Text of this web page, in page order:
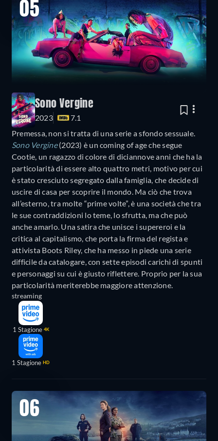
05
Sono Vergine
2023
7.1
Premessa, non si tratta di una serie a sfondo sessuale.
Sono Vergine(2023) è un coming of age che segue
Cootie, un ragazzo di colore di diciannove anni che ha la
particolarità di essere alto quattro metri, motivo per cui
è stato cresciuto segregato dalla famiglia, che decide di
uscire di casa per scoprire il mondo. Ma ciò che trova
all’esterno, tra molte “prime volte”, è una società che tra
le sue contraddizioni lo teme, lo sfrutta, ma che può
anche amarlo. Una satira che unisce i supereroi e la
critica al capitalismo, che porta la firma del regista e
attivista Boots Riley, che ha messo in piede una serie
difficile da catalogare, con sette episodi carichi di spunti
e personaggi su cui è giusto riflettere. Proprio per la sua
particolarità meriterebbe maggiore attenzione.
streaming
1 Stagione 4K
1 Stagione HD
06